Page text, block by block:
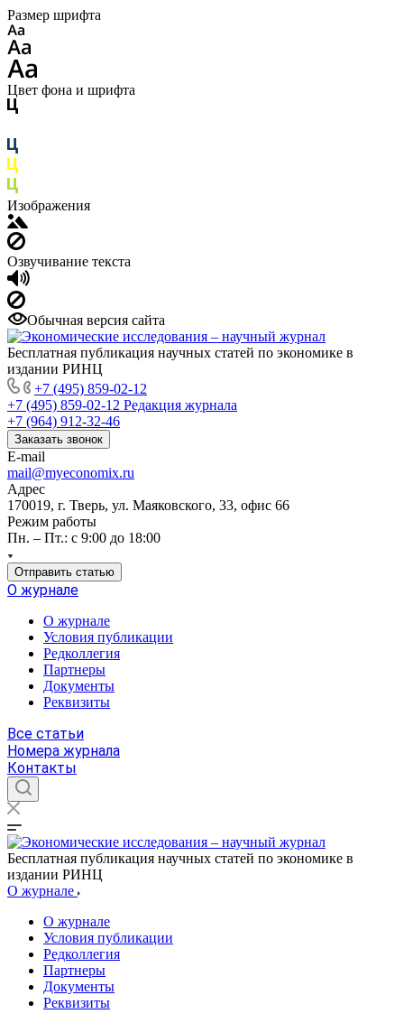
Размер шрифта
Цвет фона и шрифта
Изображения
Озвучивание текста
Обычная версия сайта
Бесплатная публикация научных статей по экономике в
издании РИНЦ
+7 (495) 859-02-12
+7 (495) 859-02-12 Редакция журнала
+7 (964) 912-32-46
Заказать звонок
E-mail
mail@myeconomix.ru
Адрес
170019, г. Тверь, ул. Маяковского, 33, офис 66
Режим работы
Пн. – Пт.: с 9:00 до 18:00
Отправить статью
О журнале
О журнале
Условия публикации
Редколлегия
Партнеры
Документы
Реквизиты
Все статьи
Номера журнала
Контакты
Бесплатная публикация научных статей по экономике в
издании РИНЦ
О журнале
О журнале
Условия публикации
Редколлегия
Партнеры
Документы
Реквизиты